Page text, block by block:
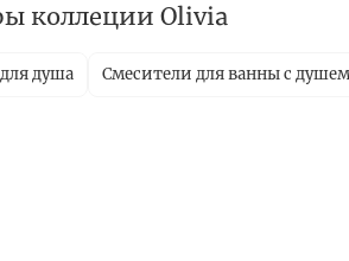
коллеции Olivia
душа Смесители для ванны с душем